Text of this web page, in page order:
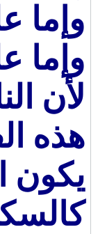
وإما
وإما
لأن
هذه
يكون